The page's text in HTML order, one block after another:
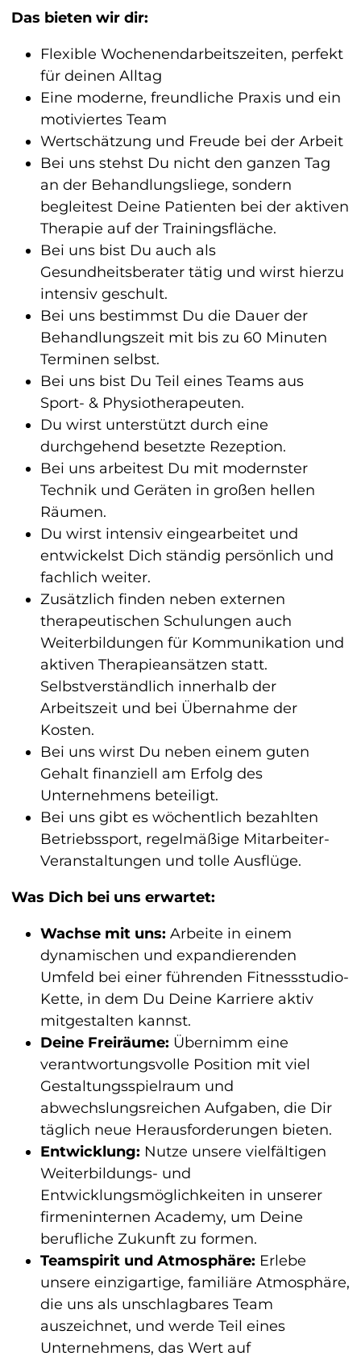
Das bieten wir dir:
Flexible Wochenendarbeitszeiten, perfekt
für deinen Alltag
Eine moderne, freundliche Praxis und ein
motiviertes Team
Wertschätzung und Freude bei der Arbeit
Bei uns stehst Du nicht den ganzen Tag
an der Behandlungsliege, sondern
begleitest Deine Patienten bei der aktiven
Therapie auf der Trainingsfläche.
Bei uns bist Du auch als
Gesundheitsberater tätig und wirst hierzu
intensiv geschult.
Bei uns bestimmst Du die Dauer der
Behandlungszeit mit bis zu 60 Minuten
Terminen selbst.
Bei uns bist Du Teil eines Teams aus
Sport- & Physiotherapeuten.
Du wirst unterstützt durch eine
durchgehend besetzte Rezeption.
Bei uns arbeitest Du mit modernster
Technik und Geräten in großen hellen
Räumen.
Du wirst intensiv eingearbeitet und
entwickelst Dich ständig persönlich und
fachlich weiter.
Zusätzlich finden neben externen
therapeutischen Schulungen auch
Weiterbildungen für Kommunikation und
aktiven Therapieansätzen statt.
Selbstverständlich innerhalb der
Arbeitszeit und bei Übernahme der
Kosten.
Bei uns wirst Du neben einem guten
Gehalt finanziell am Erfolg des
Unternehmens beteiligt.
Bei uns gibt es wöchentlich bezahlten
Betriebssport, regelmäßige Mitarbeiter-
Veranstaltungen und tolle Ausflüge.
Was Dich bei uns erwartet:
Wachse mit uns: Arbeite in einem
dynamischen und expandierenden
Umfeld bei einer führenden Fitnessstudio-
Kette, in dem Du Deine Karriere aktiv
mitgestalten kannst.
Deine Freiräume: Übernimm eine
verantwortungsvolle Position mit viel
Gestaltungsspielraum und
abwechslungsreichen Aufgaben, die Dir
täglich neue Herausforderungen bieten.
Entwicklung: Nutze unsere vielfältigen
Weiterbildungs- und
Entwicklungsmöglichkeiten in unserer
firmeninternen Academy, um Deine
berufliche Zukunft zu formen.
Teamspirit und Atmosphäre: Erlebe
unsere einzigartige, familiäre Atmosphäre,
die uns als unschlagbares Team
auszeichnet, und werde Teil eines
Unternehmens, das Wert auf